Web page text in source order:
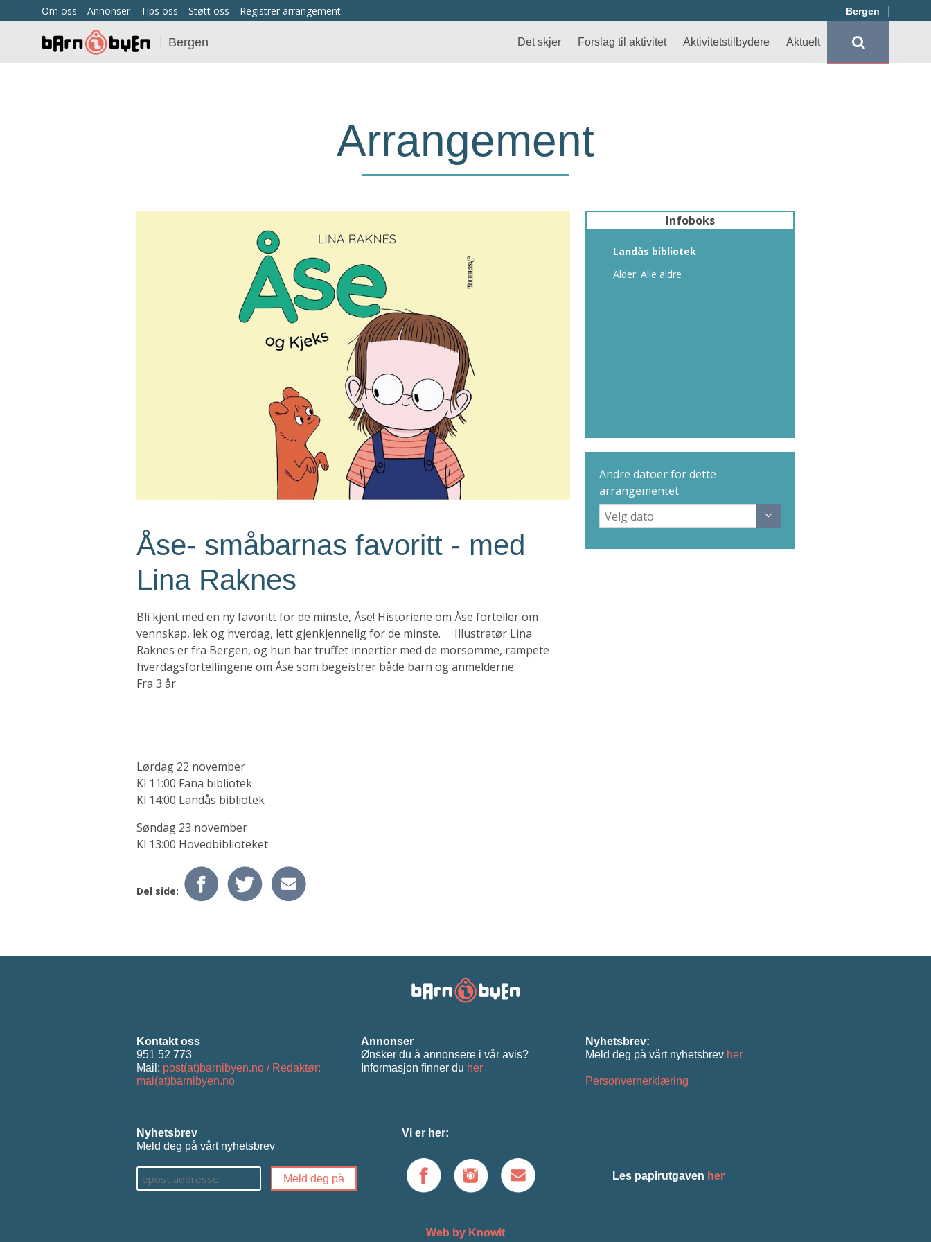
Om oss Annonser Tips oss Støtt oss Registrer arrangement Bergen
Bergen Det skjer Forslag til aktivitet Aktivitetstilbydere Aktuelt
Arrangement
Åse- småbarnas favoritt - med
Lina Raknes
Bli kjent med en ny favoritt for de minste, Åse! Historiene om Åse forteller om
vennskap, lek og hverdag, lett gjenkjennelig for de minste. Illustratør Lina
Raknes er fra Bergen, og hun har truffet innertier med de morsomme, rampete
hverdagsfortellingene om Åse som begeistrer både barn og anmelderne.
Fra 3 år
Lørdag 22 november
Kl 11:00 Fana bibliotek
Kl 14:00 Landås bibliotek
Søndag 23 november
Kl 13:00 Hovedbiblioteket
Del side:
Infoboks
Landås bibliotek
Alder: Alle aldre
Andre datoer for dette
arrangementet
Kontakt oss
951 52 773
Mail: post(at)barnibyen.no / Redaktør:
mai(at)barnibyen.no
Annonser
Ønsker du å annonsere i vår avis?
Informasjon ﬁnner du her
Nyhetsbrev:
Meld deg på vårt nyhetsbrev her
Personvernerklæring
Nyhetsbrev
Meld deg på vårt nyhetsbrev
Vi er her:
Les papirutgaven her
Web by Knowit